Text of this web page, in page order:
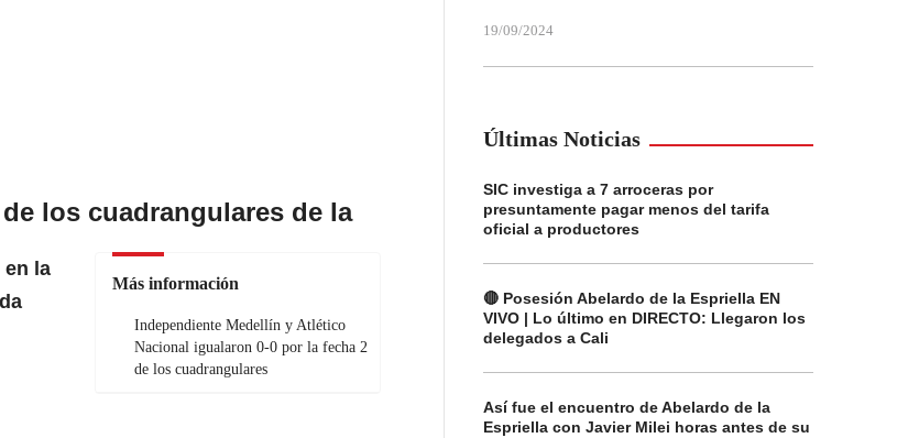
los cuadrangulares de la
Más información
Independiente Medellín y Atlético
Nacional igualaron 0-0 por la fecha 2
de los cuadrangulares
en la
19/09/2024
Últimas Noticias
SIC investiga a 7 arroceras por
presuntamente pagar menos del tarifa
oficial a productores
🔴 Posesión Abelardo de la Espriella EN
VIVO | Lo último en DIRECTO: Llegaron los
delegados a Cali
Así fue el encuentro de Abelardo de la
Espriella con Javier Milei horas antes de su